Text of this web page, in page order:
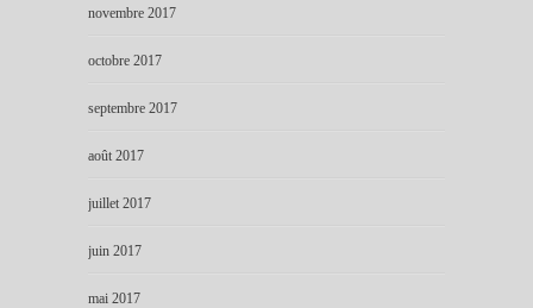
novembre 2017
octobre 2017
septembre 2017
août 2017
juillet 2017
juin 2017
mai 2017